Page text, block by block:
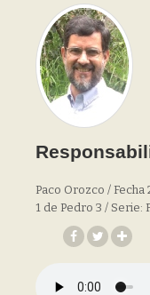
Paco Orozco / Fecha
1 de Pedro 3 / Serie: